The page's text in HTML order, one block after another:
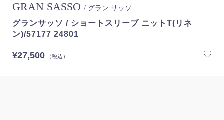
GRAN SASSO / グラン サッソ
グランサッソ / ショートスリーブ ニットT(リネ
ン)/57177 24801
¥27,500（税込）